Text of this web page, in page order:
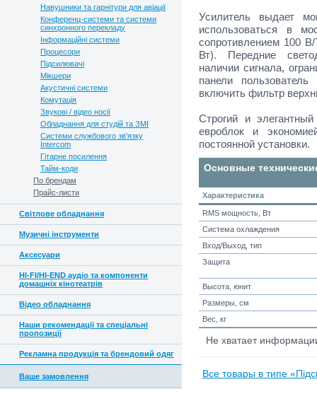
Навушники та гарнітури для авіації
Конференц-системи та системи
синхронного перекладу
Інформаційні системи
Процесори
Підсилювачі
Мікшери
Акустичні системи
Комутація
Звукові / відео носії
Обладнання для студій та ЗМІ
Системи службового зв'язку
Intercom
Гітарне посилення
Тайм-коди
По брендам
Прайс-листи
Світлове обладнання
Музичні інструменти
Аксесуари
HI-FI/HI-END аудіо та компоненти
домашніх кінотеатрів
Відео обладнання
Наши рекомендації та спеціальні
пропозиції
Рекламна продукція та брендовий одяг
Ваше замовлення
Усилитель выдает
использоваться в
сопротивлением 100
Вт). Передние
наличии сигнала,
панели
включить фильтр
Строгий и
евроблок и
постоянной установки.
Основные
Характеристика
RMS мощность, Вт
Система охлаждения
Вход/Выход, тип
Защита
Высота, юнит
Размеры, см
Вес, кг
Не хватает
Все товары в типе